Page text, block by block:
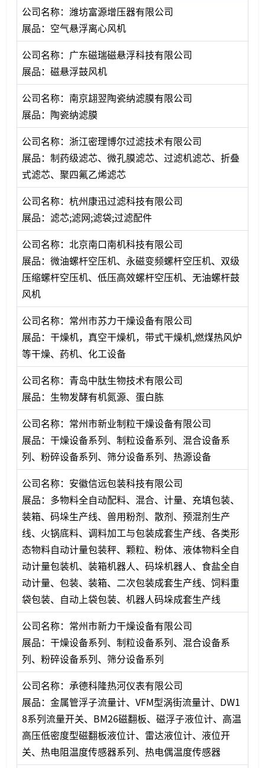
公司名称：潍坊富源增压器有限公司
展品：空气悬浮离心风机
公司名称：广东磁瑞磁悬浮科技有限公司
展品：磁悬浮鼓风机
公司名称：南京翃翌陶瓷纳滤膜有限公司
展品：陶瓷纳滤膜
公司名称：浙江密理博尔过滤技术有限公司
展品：制药级滤芯、微孔膜滤芯、过滤机滤芯、折叠
式滤芯、聚四氟乙烯滤芯
公司名称：杭州康迅过滤科技有限公司
展品：滤芯;滤网;滤袋;过滤配件
公司名称：北京南口南机科技有限公司
展品：微油螺杆空压机、永磁变频螺杆空压机、双级
压缩螺杆空压机、低压高效螺杆空压机、无油螺杆鼓
风机
公司名称：常州市苏力干燥设备有限公司
展品：干燥机，真空干燥机，带式干燥机,燃煤热风炉
等干燥、药机、化工设备
公司名称：青岛中肽生物技术有限公司
展品：生物发酵有机氮源、蛋白胨
公司名称：常州市新业制粒干燥设备有限公司
展品：干燥设备系列、制粒设备系列、混合设备系
列、粉碎设备系列、筛分设备系列、热源设备
公司名称：安徽信远包装科技有限公司
展品：多物料全自动配料、混合、计量、充填包装、
装箱、码垛生产线、兽用粉剂、散剂、预混剂生产
线、火锅底料、调料加工与包装成套生产线、各类形
态物料自动计量包装秤、颗粒、粉体、液体物料全自
动计量包装机、装箱机器人、码垛机器人、食盐全自
动计量、包装、装箱、二次包装成套生产线、饲料重
袋包装、自动上袋包装、机器人码垛成套生产线
公司名称：常州市新力干燥设备有限公司
展品：干燥设备系列、制粒设备系列、混合设备系
列、粉碎设备系列、筛分设备系列
公司名称：承德科隆热河仪表有限公司
展品：金属管浮子流量计、VFM型涡街流量计、DW1
8系列流量开关、BM26磁翻板、磁浮子液位计、高温
高压低密度型磁翻板液位计、雷达液位计、液位开
关、热电阻温度传感器系列、热电偶温度传感器